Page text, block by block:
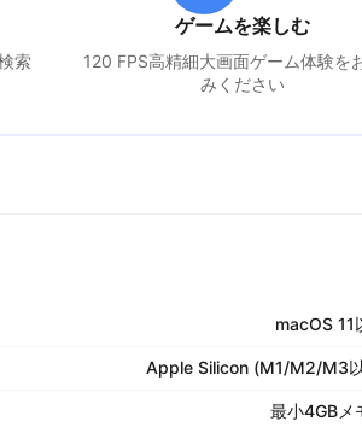
索
ゲームを楽しむ
120 FPS高精細大画面ゲーム体験を
みください
macOS 11
Apple Silicon (M1/M2/M3
最小4GBメ